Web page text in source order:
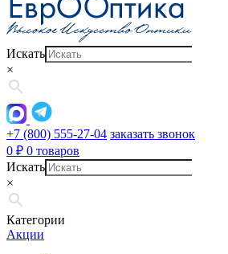
Искать
×
+7 (800) 555-27-04 заказать звонок
0 ₽ 0 товаров
Искать
×
Категории
Акции